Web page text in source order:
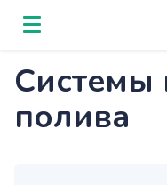
Системы
полива